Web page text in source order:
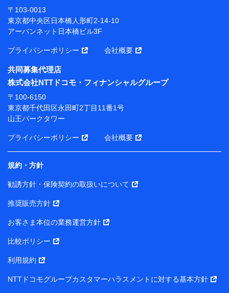
長 吉村 忠義
※ 当社および株式会社NTTドコモは、お客さまの情報
ソナルデータ憲章」に定める行動原則を順守します 。
※ パーソナルデータダッシュボードの「第三者提供の
管理」の設定状態にかかわらず、共同利用する場合があ
ります。
※ dポイントクラブ会員ではないお客さま（2019年12
月11日以降、一度もdポイントクラブ会員であったこと
がないお客さまに限る）に関する、2019年12月10日以
前に取得した個人データは、こちら の利用目的の範囲内
当社は株式会社NTTドコモ・フィナンシャルグループ
との間で、以下のとおり個人データを共同利用しま
す。
【共同して利用される利用データの項目】
当社または株式会社NTTドコモ・フィナンシャルグルー
の個人データ
基本情報
性、連絡先、dポイントサービスのご利用に関する情報。例
〒103-0013
東京都中央区日本橋人形町2-14-10
アーバンネット日本橋ビル3F
プライバシーポリシー 会社概要
共同募集代理店
株式会社NTTドコモ・フィナンシャルグループ
〒100-6150
東京都千代田区永田町2丁目11番1号
山王パークタワー
プライバシーポリシー 会社概要
規約・方針
勧誘方針・保険契約の取扱いについて
推奨販売方針
お客さま本位の業務運営方針
比較ポリシー
利用規約
NTTドコモグループカスタマーハラスメントに対する基本方針